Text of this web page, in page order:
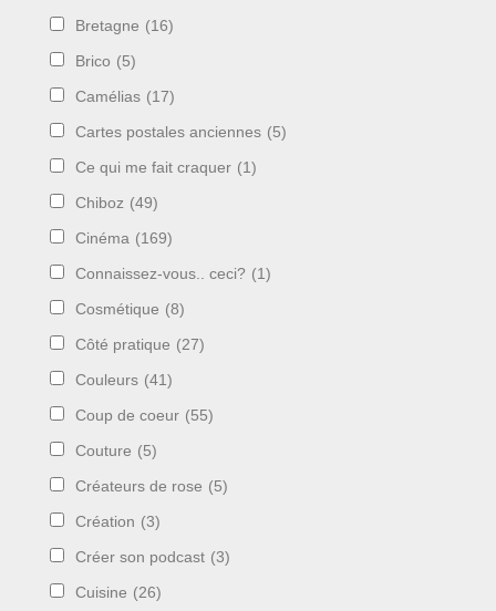
Bretagne (16)
Brico (5)
Camélias (17)
Cartes postales anciennes (5)
Ce qui me fait craquer (1)
Chiboz (49)
Cinéma (169)
Connaissez-vous.. ceci? (1)
Cosmétique (8)
Côté pratique (27)
Couleurs (41)
Coup de coeur (55)
Couture (5)
Créateurs de rose (5)
Création (3)
Créer son podcast (3)
Cuisine (26)